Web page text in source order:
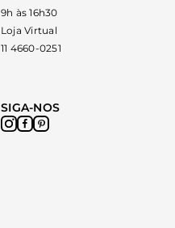
9h às 16h30
Loja Virtual
11 4660-0251
SIGA-NOS